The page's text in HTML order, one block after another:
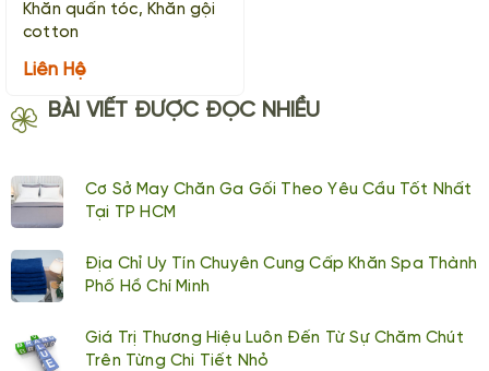
Khăn quấn tóc, Khăn gội
cotton
Liên Hệ
BÀI VIẾT ĐƯỢC ĐỌC NHIỀU
Cơ Sở May Chăn Ga Gối Theo Yêu Cầu Tốt Nhất
Tại TP HCM
Địa Chỉ Uy Tín Chuyên Cung Cấp Khăn Spa Thành
Phố Hồ Chí Minh
Giá Trị Thương Hiệu Luôn Đến Từ Sự Chăm Chút
Trên Từng Chi Tiết Nhỏ